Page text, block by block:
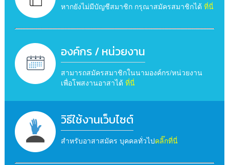
หากยังไม่มีบัญชีสมาชิก กรุณาสมัครสมาชิกได้ ที่นี่
องค์กร / หน่วยงาน
สามารถสมัครสมาชิกในนามองค์กร/หน่วยงาน
เพื่อโพสงานอาสาได้ ที่นี่
วิธีใช้งานเว็บไซต์
สำหรับอาสาสมัคร บุคคลทั่วไปคลิ๊กที่นี่